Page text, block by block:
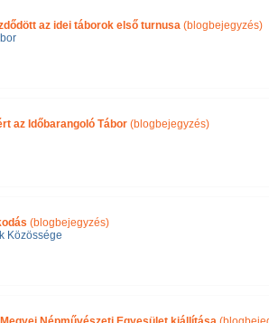
az idei táborok első turnusa (blogbejegyzés)
az Időbarangoló Tábor (blogbejegyzés)
(blogbejegyzés)
Közössége